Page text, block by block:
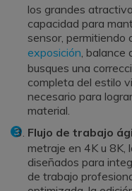
los grandes
capacidad para
sensor, permitiendo
exposición, balance
busques una
completa del estilo
necesario para
material.
Flujo de trabajo
metraje en 4K u 8K,
diseñados para
de trabajo